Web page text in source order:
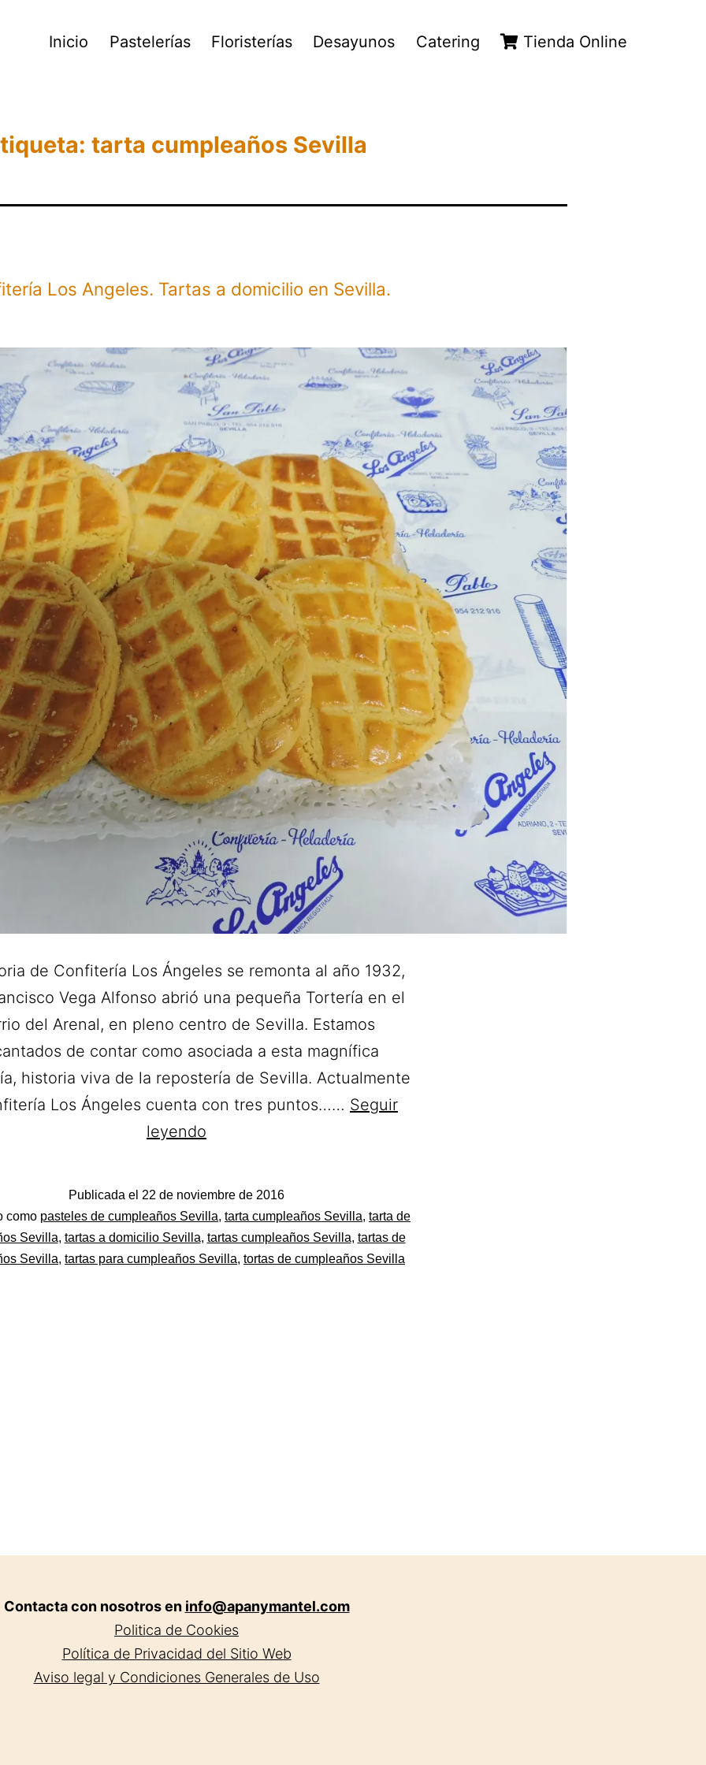
Inicio Pastelerías Floristerías Desayunos Catering Tienda Online
tarta cumpleaños Sevilla
Los Angeles. Tartas a domicilio en Sevilla.
de Confitería Los Ángeles se remonta al año 1932,
Vega Alfonso abrió una pequeña Tortería en el
del Arenal, en pleno centro de Sevilla. Estamos
de contar como asociada a esta magnífica
historia viva de la repostería de Sevilla. Actualmente
Los Ángeles cuenta con tres puntos…… Seguir
leyendo
Tartas
a
domicilio
Publicada el 22 de noviembre de 2016
como pasteles de cumpleaños Sevilla, tarta cumpleaños Sevilla, tarta de
Sevilla, tartas a domicilio Sevilla, tartas cumpleaños Sevilla, tartas de
Sevilla, tartas para cumpleaños Sevilla, tortas de cumpleaños Sevilla
Contacta con nosotros en info@apanymantel.com
Politica de Cookies
Política de Privacidad del Sitio Web
Aviso legal y Condiciones Generales de Uso